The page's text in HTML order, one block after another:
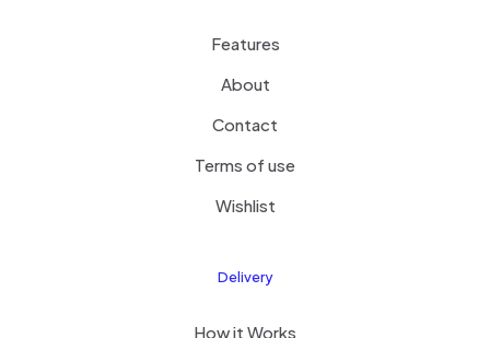
Features
About
Contact
Terms of use
Wishlist
Delivery
How it Works